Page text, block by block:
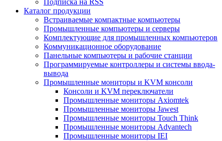
Подписка на RSS
Каталог продукции
Встраиваемые компактные компьютеры
Промышленные компьютеры и серверы
Комплектующие для промышленных компьютеров
Коммуникационное оборудование
Панельные компьютеры и рабочие станции
Программируемые контроллеры и системы ввода-
вывода
Промышленные мониторы и KVM консоли
Консоли и KVM переключатели
Промышленные мониторы Axiomtek
Промышленные мониторы Jawest
Промышленные мониторы Touch Think
Промышленные мониторы Advantech
Промышленные мониторы IEI